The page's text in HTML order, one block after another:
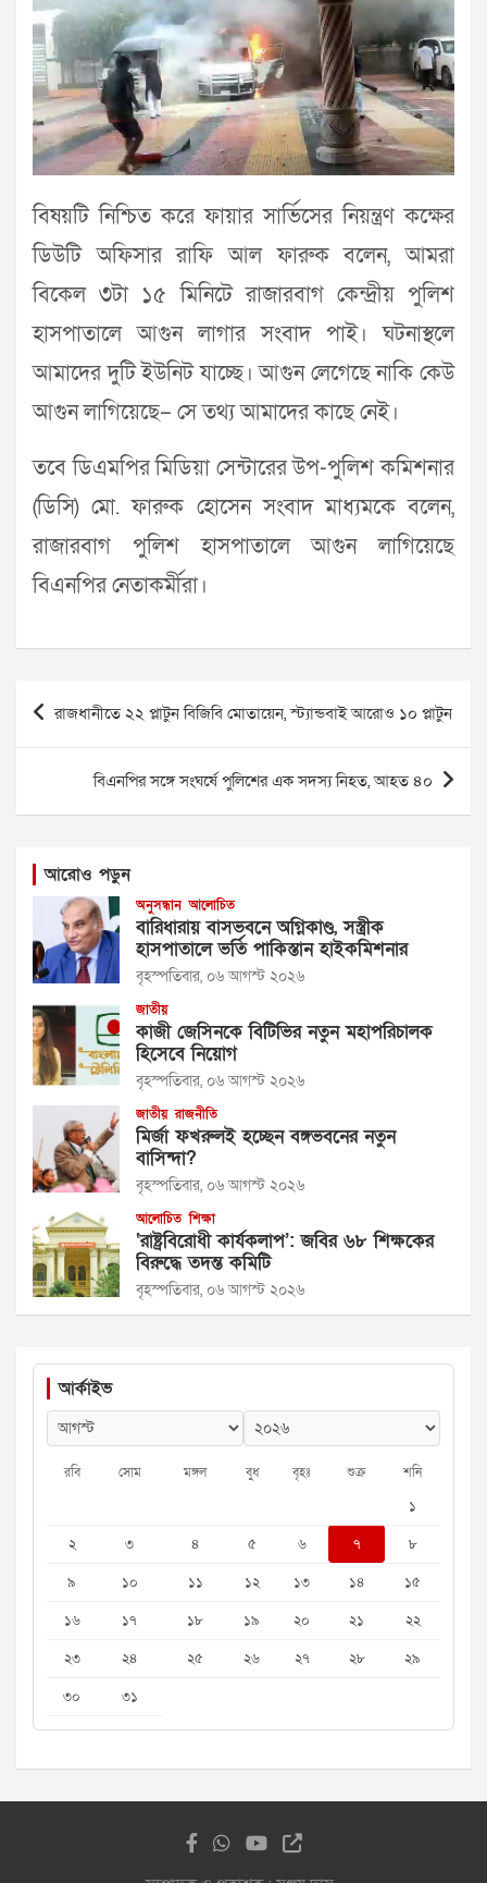
বিষয়টি নিশ্চিত করে ফায়ার সার্ভিসের নিয়ন্ত্রণ কক্ষের
ডিউটি অফিসার রাফি আল ফারুক বলেন, আমরা
বিকেল ৩টা ১৫ মিনিটে রাজারবাগ কেন্দ্রীয় পুলিশ
হাসপাতালে আগুন লাগার সংবাদ পাই। ঘটনাস্থলে
আমাদের দুটি ইউনিট যাচ্ছে। আগুন লেগেছে নাকি কেউ
আগুন লাগিয়েছে– সে তথ্য আমাদের কাছে নেই।
তবে ডিএমপির মিডিয়া সেন্টারের উপ-পুলিশ কমিশনার
(ডিসি) মো. ফারুক হোসেন সংবাদ মাধ্যমকে বলেন,
রাজারবাগ পুলিশ হাসপাতালে আগুন লাগিয়েছে
বিএনপির নেতাকর্মীরা।
Post
navigation
রাজধানীতে ২২ প্লাটুন বিজিবি মোতায়েন, স্ট্যান্ডবাই আরোও ১০ প্লাটুন
বিএনপির সঙ্গে সংঘর্ষে পুলিশের এক সদস্য নিহত, আহত ৪০
আরোও পড়ুন
অনুসন্ধান আলোচিত
বারিধারায় বাসভবনে অগ্নিকাণ্ড, সস্ত্রীক
হাসপাতালে ভর্তি পাকিস্তান হাইকমিশনার
বৃহস্পতিবার, ০৬ আগস্ট ২০২৬
জাতীয়
কাজী জেসিনকে বিটিভির নতুন মহাপরিচালক
হিসেবে নিয়োগ
বৃহস্পতিবার, ০৬ আগস্ট ২০২৬
জাতীয় রাজনীতি
মির্জা ফখরুলই হচ্ছেন বঙ্গভবনের নতুন
বাসিন্দা?
বৃহস্পতিবার, ০৬ আগস্ট ২০২৬
আলোচিত শিক্ষা
‘রাষ্ট্রবিরোধী কার্যকলাপ’: জবির ৬৮ শিক্ষকের
বিরুদ্ধে তদন্ত কমিটি
বৃহস্পতিবার, ০৬ আগস্ট ২০২৬
আর্কাইভ
রবি সোম মঙ্গল বুধ বৃহঃ শুক্র শনি
১
২
৩ ৪ ৫ ৬ ৭
৮
৯
১০ ১১ ১২ ১৩ ১৪
১৫
১৬
১৭ ১৮ ১৯ ২০ ২১
২২
২৩
২৪ ২৫ ২৬ ২৭ ২৮
২৯
৩০
৩১